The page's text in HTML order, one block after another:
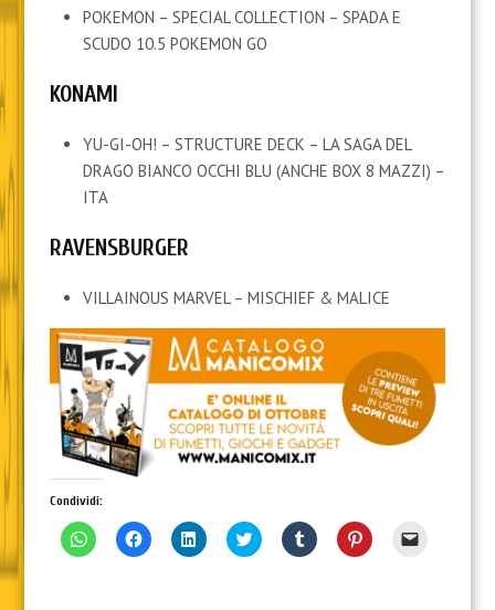
POKEMON – SPECIAL COLLECTION – SPADA E
SCUDO 10.5 POKEMON GO
KONAMI
YU-GI-OH! – STRUCTURE DECK – LA SAGA DEL
DRAGO BIANCO OCCHI BLU (ANCHE BOX 8 MAZZI) –
ITA
RAVENSBURGER
VILLAINOUS MARVEL – MISCHIEF & MALICE
Condividi:
F
a
F
a
F
a
F
a
F
a
F
a